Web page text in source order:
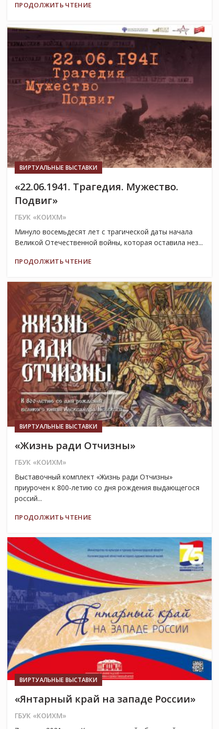
ПРОДОЛЖИТЬ ЧТЕНИЕ
22
ИЮН
ВИРТУАЛЬНЫЕ ВЫСТАВКИ
«22.06.1941. Трагедия. Мужество.
Подвиг»
ГБУК «КОИХМ»
Минуло восемьдесят лет с трагической даты начала
Великой Отечественной войны, которая оставила нез...
ПРОДОЛЖИТЬ ЧТЕНИЕ
14
АПР
ВИРТУАЛЬНЫЕ ВЫСТАВКИ
«Жизнь ради Отчизны»
ГБУК «КОИХМ»
Выставочный комплект «Жизнь ради Отчизны»
приурочен к 800-летию со дня рождения выдающегося
россий...
ПРОДОЛЖИТЬ ЧТЕНИЕ
06
АПР
ВИРТУАЛЬНЫЕ ВЫСТАВКИ
«Янтарный край на западе России»
ГБУК «КОИХМ»